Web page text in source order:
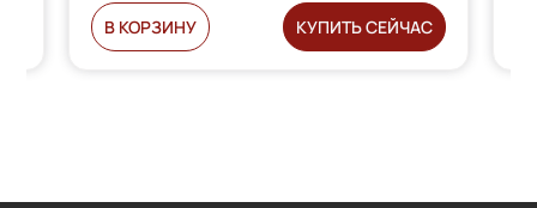
В КОРЗИНУ КУПИТЬ СЕЙЧАС